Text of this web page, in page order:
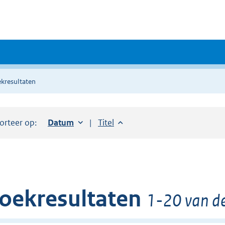
op: Sorteer op:
Datum oplopendSorteer op:
Titel oplopend
1-20 van